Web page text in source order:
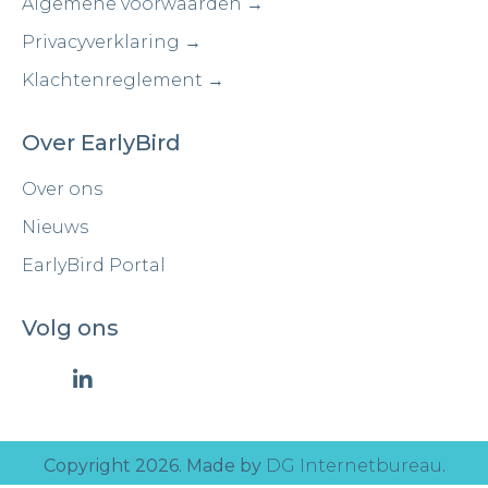
Privacyverklaring →
Klachtenreglement →
Over EarlyBird
Over ons
Nieuws
EarlyBird Portal
Volg ons
Copyright 2026. Made by DG Internetbureau.